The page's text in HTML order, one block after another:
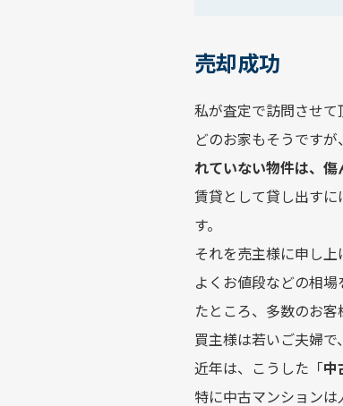
売却成功
私が査定で訪問させて
どのお家もそうです
れていない物件は、
賃貸として貸し出す
す。
それを売主様に申し
よくお値段などの相
たところ、多数のお客
買主様は若いご夫婦
近年は、こうした「中
特に中古マンションは